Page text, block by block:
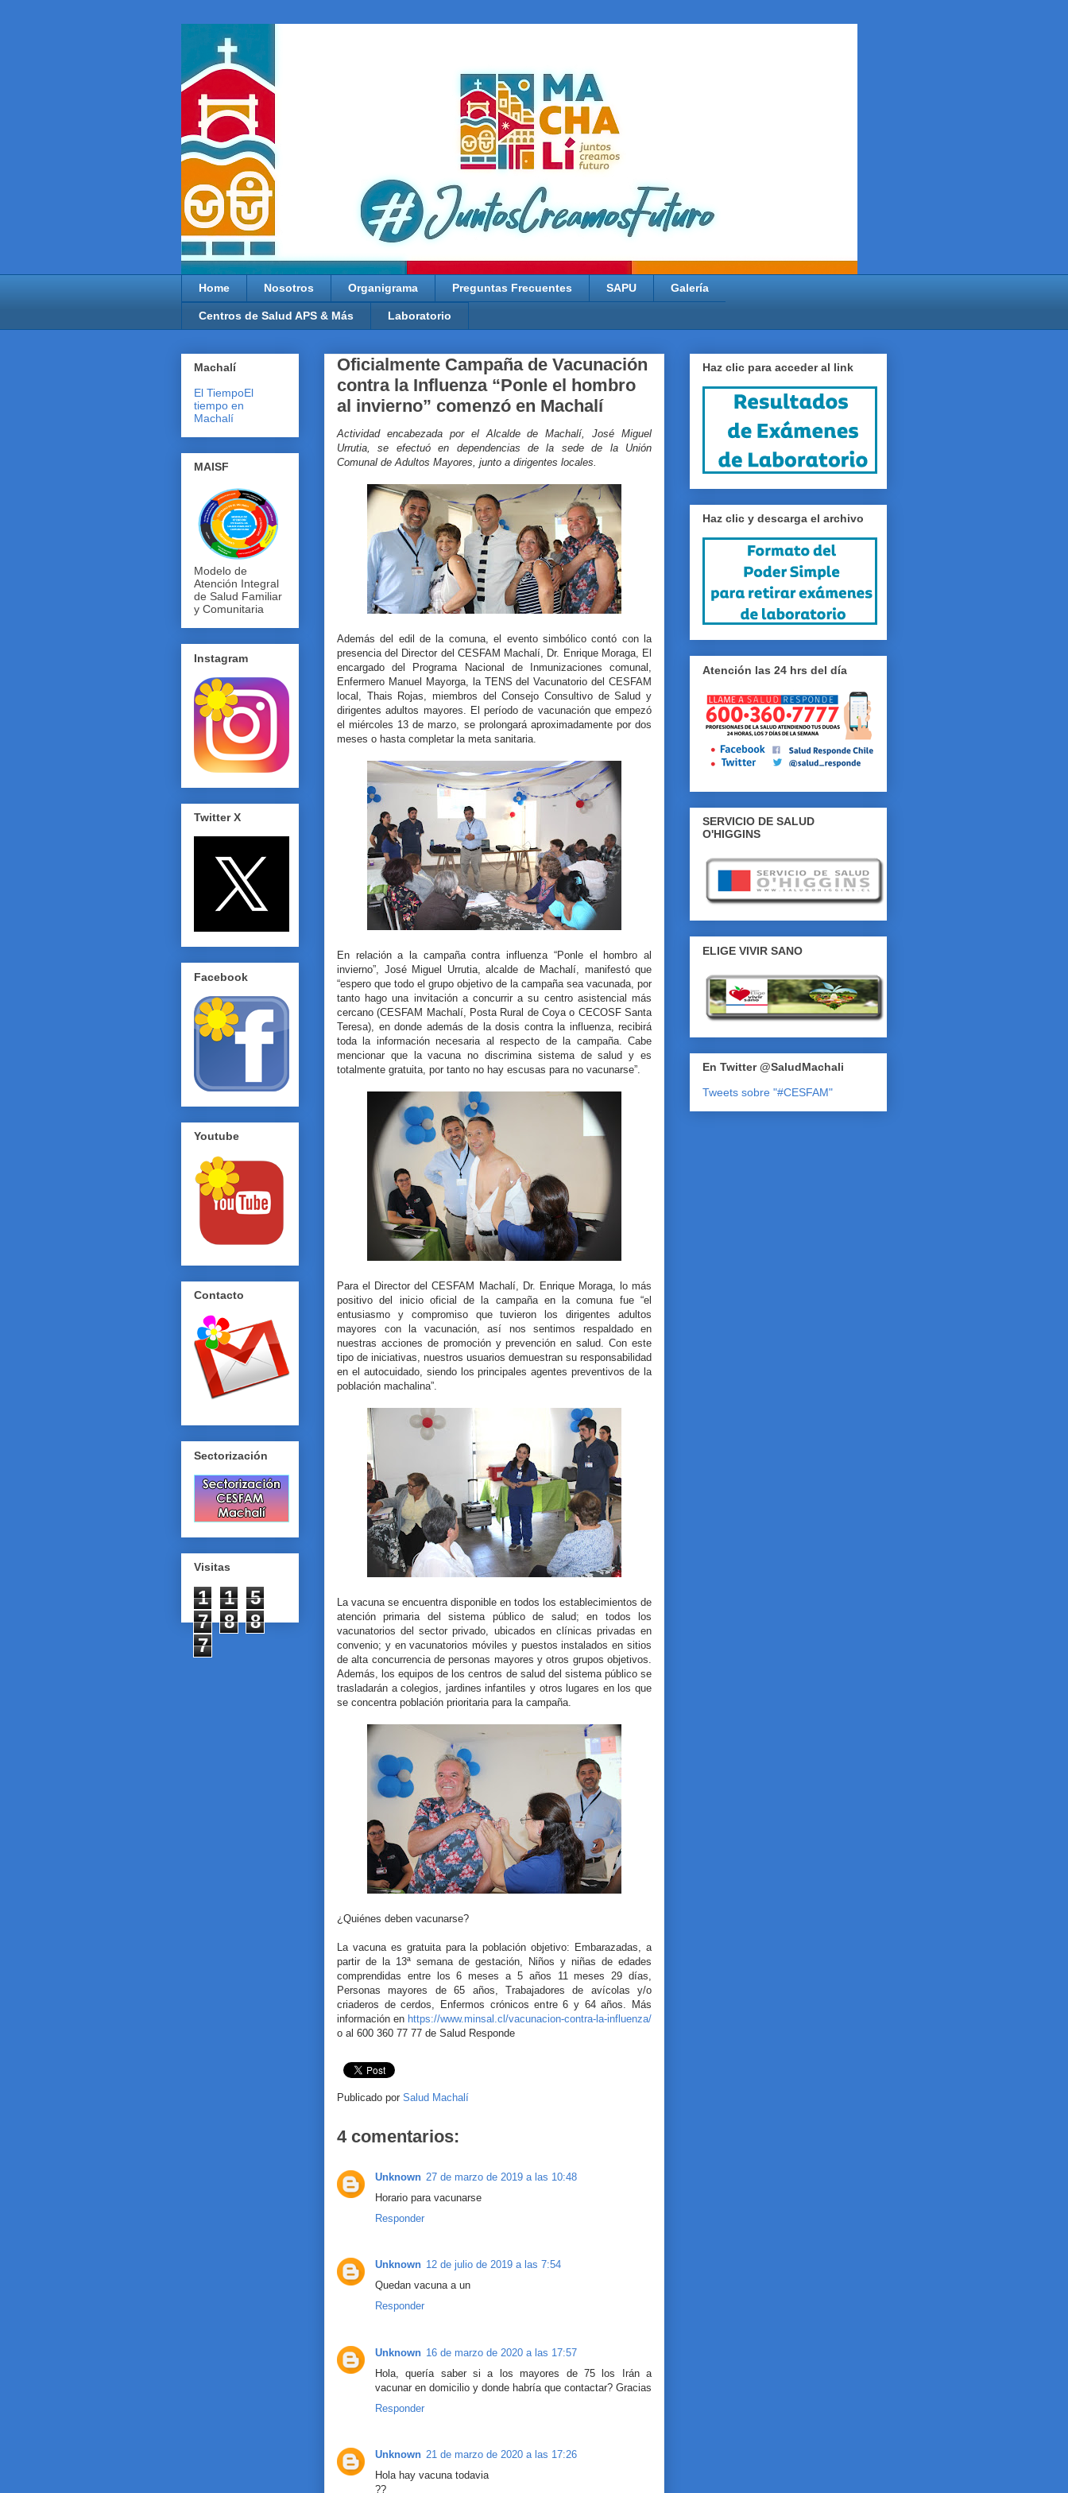
Home Nosotros Organigrama Preguntas Frecuentes SAPU Galería
Centros de Salud APS & Más Laboratorio
Oficialmente Campaña de Vacunación
contra la Influenza “Ponle el hombro
al invierno” comenzó en Machalí
Actividad encabezada por el Alcalde de Machalí, José Miguel
Urrutia, se efectuó en dependencias de la sede de la Unión
Comunal de Adultos Mayores, junto a dirigentes locales.
Además del edil de la comuna, el evento simbólico contó con la
presencia del Director del CESFAM Machalí, Dr. Enrique Moraga, El
encargado del Programa Nacional de Inmunizaciones comunal,
Enfermero Manuel Mayorga, la TENS del Vacunatorio del CESFAM
local, Thais Rojas, miembros del Consejo Consultivo de Salud y
dirigentes adultos mayores. El período de vacunación que empezó
el miércoles 13 de marzo, se prolongará aproximadamente por dos
meses o hasta completar la meta sanitaria.
En relación a la campaña contra influenza “Ponle el hombro al
invierno”, José Miguel Urrutia, alcalde de Machalí, manifestó que
“espero que todo el grupo objetivo de la campaña sea vacunada, por
tanto hago una invitación a concurrir a su centro asistencial más
cercano (CESFAM Machalí, Posta Rural de Coya o CECOSF Santa
Teresa), en donde además de la dosis contra la influenza, recibirá
toda la información necesaria al respecto de la campaña. Cabe
mencionar que la vacuna no discrimina sistema de salud y es
totalmente gratuita, por tanto no hay escusas para no vacunarse”.
Para el Director del CESFAM Machalí, Dr. Enrique Moraga, lo más
positivo del inicio oficial de la campaña en la comuna fue “el
entusiasmo y compromiso que tuvieron los dirigentes adultos
mayores con la vacunación, así nos sentimos respaldado en
nuestras acciones de promoción y prevención en salud. Con este
tipo de iniciativas, nuestros usuarios demuestran su responsabilidad
en el autocuidado, siendo los principales agentes preventivos de la
población machalina”.
La vacuna se encuentra disponible en todos los establecimientos de
atención primaria del sistema público de salud; en todos los
vacunatorios del sector privado, ubicados en clínicas privadas en
convenio; y en vacunatorios móviles y puestos instalados en sitios
de alta concurrencia de personas mayores y otros grupos objetivos.
Además, los equipos de los centros de salud del sistema público se
trasladarán a colegios, jardines infantiles y otros lugares en los que
se concentra población prioritaria para la campaña.
¿Quiénes deben vacunarse?
La vacuna es gratuita para la población objetivo: Embarazadas, a
partir de la 13ª semana de gestación, Niños y niñas de edades
comprendidas entre los 6 meses a 5 años 11 meses 29 días,
Personas mayores de 65 años, Trabajadores de avícolas y/o
criaderos de cerdos, Enfermos crónicos entre 6 y 64 años. Más
información en https://www.minsal.cl/vacunacion-contra-la-influenza/
o al 600 360 77 77 de Salud Responde
Publicado por Salud Machalí
4 comentarios:
Unknown 27 de marzo de 2019 a las 10:48
Horario para vacunarse
Responder
Unknown 12 de julio de 2019 a las 7:54
Quedan vacuna a un
Responder
Unknown 16 de marzo de 2020 a las 17:57
Hola, quería saber si a los mayores de 75 los Irán a
vacunar en domicilio y donde habría que contactar? Gracias
Responder
Unknown 21 de marzo de 2020 a las 17:26
Hola hay vacuna todavia
??
Machalí
El TiempoEl
tiempo en
Machalí
MAISF
Modelo de
Atención Integral
de Salud Familiar
y Comunitaria
Instagram
Twitter X
Facebook
Youtube
Contacto
Sectorización
Visitas
1 1
5
7
8
8
7
Haz clic para acceder al link
Haz clic y descarga el archivo
Atención las 24 hrs del día
SERVICIO DE SALUD
O'HIGGINS
ELIGE VIVIR SANO
En Twitter @SaludMachali
Tweets sobre "#CESFAM"